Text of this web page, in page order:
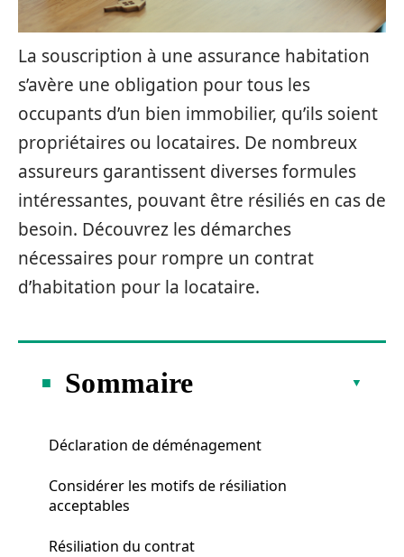
La souscription à une assurance habitation
s’avère une obligation pour tous les
occupants d’un bien immobilier, qu’ils soient
propriétaires ou locataires. De nombreux
assureurs garantissent diverses formules
intéressantes, pouvant être résiliés en cas de
besoin. Découvrez les démarches
nécessaires pour rompre un contrat
d’habitation pour la locataire.
Sommaire
Déclaration de déménagement
Considérer les motifs de résiliation
acceptables
Résiliation du contrat